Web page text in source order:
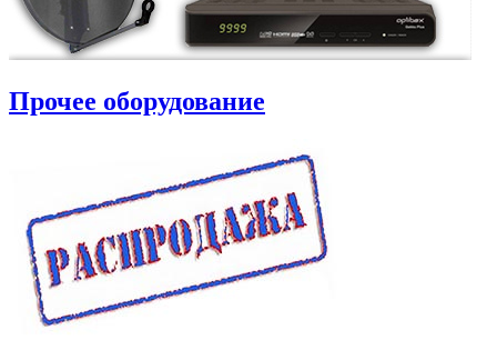
Прочее оборудование